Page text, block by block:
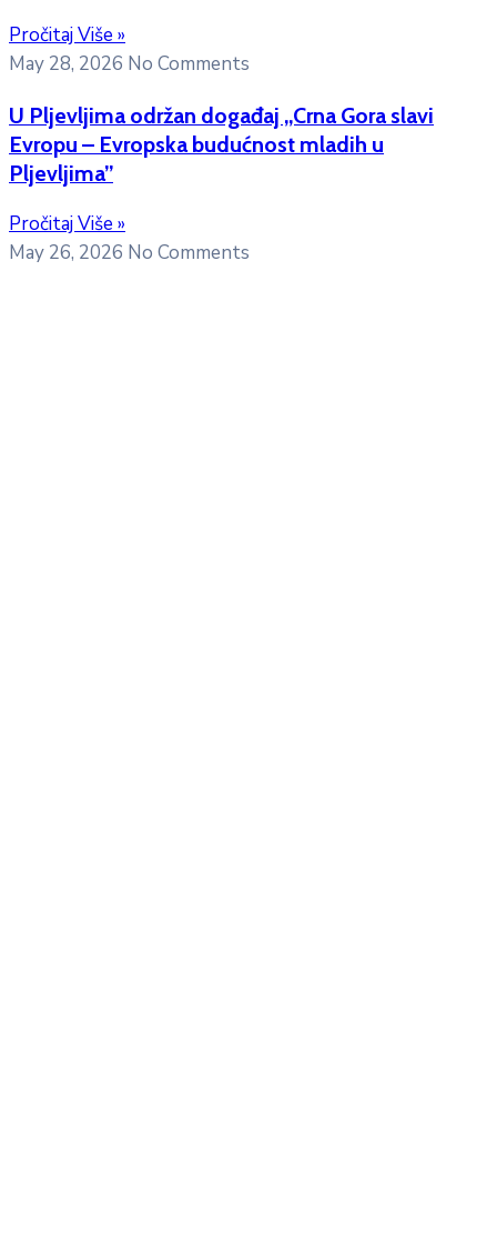
Pročitaj Više »
May 28, 2026 No Comments
U Pljevljima održan događaj „Crna Gora slavi
Evropu – Evropska budućnost mladih u
Pljevljima”
Pročitaj Više »
May 26, 2026 No Comments